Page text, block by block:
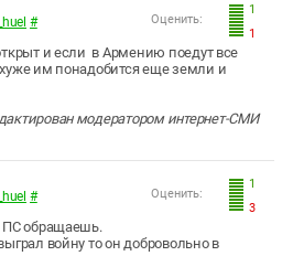
1
1
Оценить:
#
и если в Армению поедут все
им понадобится еще земли и
модератором интернет-СМИ
1
3
Оценить:
#
ПС обращаешь.
войну то он добровольно в